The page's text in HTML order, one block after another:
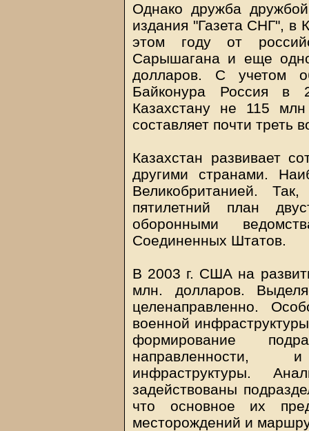
Однако дружба
издания "Газета СНГ", в
этом году от
Сарышагана и еще
долларов. С учетом
Байконура Россия в
Казахстану не 115
составляет почти треть
Казахстан развивает
другими странами.
Великобританией.
пятилетний план
оборонными
Соединенных Штатов.
В 2003 г. США на
млн. долларов.
целенаправленно.
военной
формирование
направленности,
инфраструктуры.
задействованы
что основное их
месторождений и